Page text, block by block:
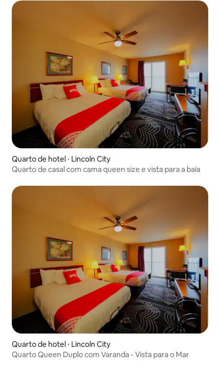
Quarto de hotel ⋅ Lincoln City
Quarto de casal com cama queen size e vista para a baía
Quarto de hotel ⋅ Lincoln City
Quarto Queen Duplo com Varanda - Vista para o Mar